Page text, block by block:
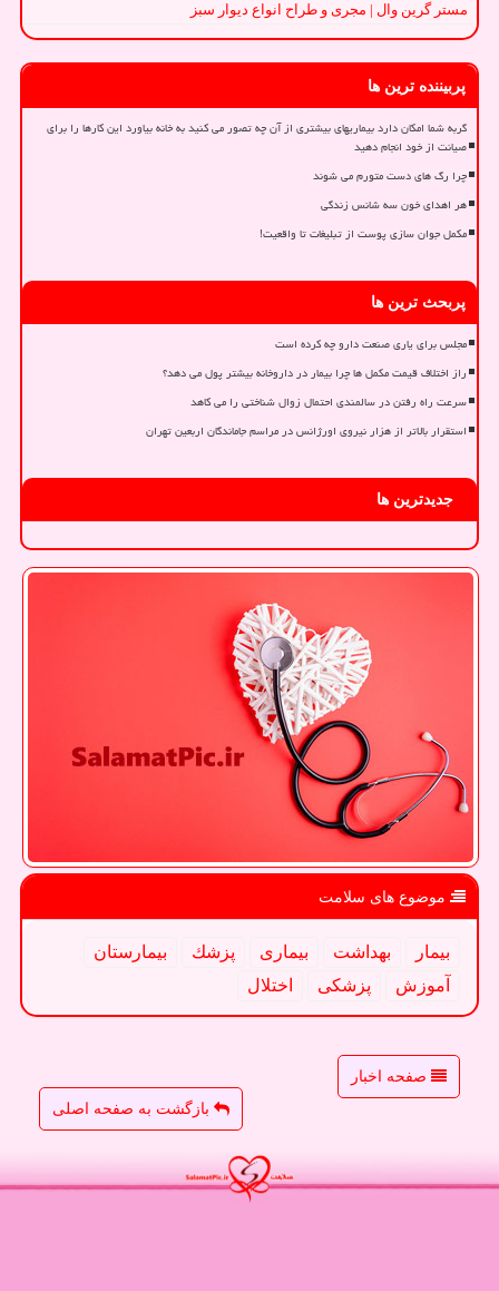
مستر گرین وال | مجری و طراح انواع دیوار سبز
پربیننده ترین ها
گربه شما امکان دارد بیماریهای بیشتری از آن چه تصور می کنید به خانه بیاورد این کارها را برای
صیانت از خود انجام دهید
چرا رگ های دست متورم می شوند
هر اهدای خون سه شانس زندگی
مکمل جوان سازی پوست از تبلیغات تا واقعیت!
پربحث ترین ها
مجلس برای یاری صنعت دارو چه کرده است
راز اختلاف قیمت مکمل ها چرا بیمار در داروخانه بیشتر پول می دهد؟
سرعت راه رفتن در سالمندی احتمال زوال شناختی را می کاهد
استقرار بالاتر از هزار نیروی اورژانس در مراسم جاماندگان اربعین تهران
جدیدترین ها
موضوع های سلامت
بیمار بهداشت بیماری پزشك
بیمارستان
آموزش
پزشكی اختلال
صفحه اخبار
بازگشت به صفحه اصلی